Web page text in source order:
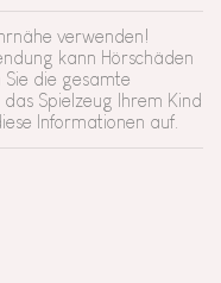
verwenden!
kann Hörschäden
Sie die gesamte
Spielzeug Ihrem Kind
Informationen auf.